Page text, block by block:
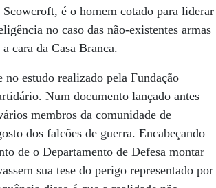
é o homem cotado para liderar
no caso das não-existentes armas
cara da Casa Branca.
estudo realizado pela Fundação
Num documento lançado antes
membros da comunidade de
dos falcões de guerra. Encabeçando
de o Departamento de Defesa montar
sua tese do perigo representado por